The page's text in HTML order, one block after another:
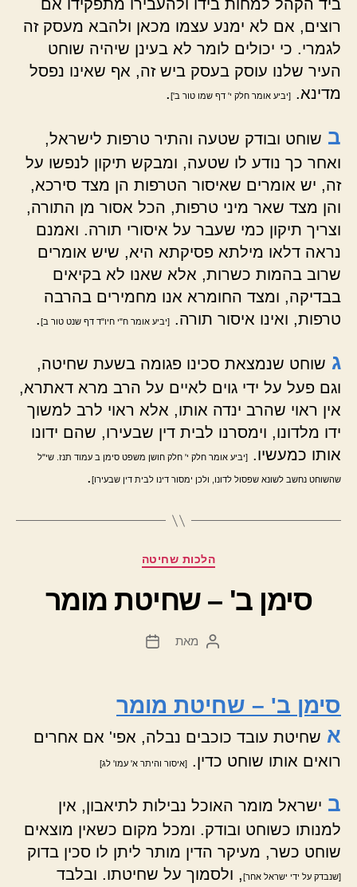
ביד הקהל למחות בידו ולהעבירו מתפקידו אם
רוצים, אם לא ימנע עצמו מכאן ולהבא מעסק זה
לגמרי. כי יכולים לומר לא בעינן שיהיה שוחט
העיר שלנו עוסק בעסק ביש זה, אף שאינו נפסל
מדינא. [יביע אומר חלק י' דף שמו טור ב'].
ב שוחט ובודק שטעה והתיר טרפות לישראל,
ואחר כך נודע לו שטעה, ומבקש תיקון לנפשו על
זה, יש אומרים שאיסור הטרפות הן מצד סירכא,
והן מצד שאר מיני טרפות, הכל אסור מן התורה,
וצריך תיקון כמי שעבר על איסורי תורה. ואמנם
נראה דלאו מילתא פסיקתא היא, שיש אומרים
שרוב בהמות כשרות, אלא שאנו לא בקיאים
בבדיקה, ומצד החומרא אנו מחמירים בהרבה
טרפות, ואינו איסור תורה. [יביע אומר ח"י חיו"ד דף שנט טור ב].
ג שוחט שנמצאת סכינו פגומה בשעת שחיטה,
וגם פעל על ידי גוים לאיים על הרב מרא דאתרא,
אין ראוי שהרב ינדה אותו, אלא ראוי לרב למשוך
ידו מלדונו, וימסרנו לבית דין שבעירו, שהם ידונו
אותו כמעשיו. [יביע אומר חלק י' חלק חושן משפט סימן ב עמוד תנז. שי"ל
שהשוחט נחשב לשונא שפסול לדונו, ולכן ימסור דינו לבית דין שבעירו].
קטגוריות
הלכות שחיטה
סימן ב' – שחיטת מומר
המחבר
מאת
תאריך
סימן ב' – שחיטת מומר
א שחיטת עובד כוכבים נבלה, אפי' אם אחרים
רואים אותו שוחט כדין. [איסור והיתר א' עמו' לג]
ב ישראל מומר האוכל נבילות לתיאבון, אין
למנותו כשוחט ובודק. ומכל מקום כשאין מוצאים
שוחט כשר, מעיקר הדין מותר ליתן לו סכין בדוק
[שנבדק על ידי ישראל אחר], ולסמוך על שחיטתו. ובלבד